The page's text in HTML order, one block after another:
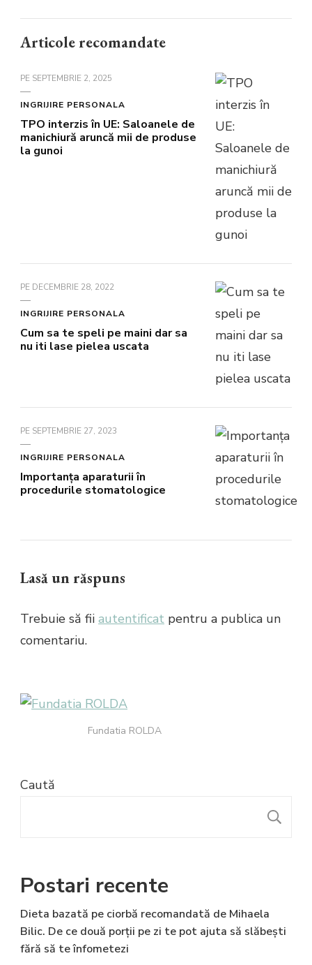
Articole recomandate
PE SEPTEMBRIE 2, 2025
INGRIJIRE PERSONALA
TPO interzis în UE: Saloanele de
manichiură aruncă mii de produse
la gunoi
PE DECEMBRIE 28, 2022
INGRIJIRE PERSONALA
Cum sa te speli pe maini dar sa
nu iti lase pielea uscata
PE SEPTEMBRIE 27, 2023
INGRIJIRE PERSONALA
Importanţa aparaturii în
procedurile stomatologice
Lasă un răspuns
Trebuie să fii autentificat pentru a publica un
comentariu.
Fundatia ROLDA
Caută
Postari recente
Dieta bazată pe ciorbă recomandată de Mihaela
Bilic. De ce două porții pe zi te pot ajuta să slăbești
fără să te înfometezi